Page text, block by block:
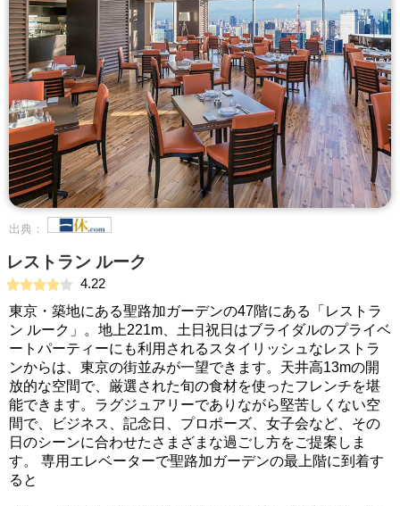
出典：
レストラン ルーク
4.22
東京・築地にある聖路加ガーデンの47階にある「レストラ
ン ルーク」。地上221m、土日祝日はブライダルのプライベ
ートパーティーにも利用されるスタイリッシュなレストラ
ンからは、東京の街並みが一望できます。天井高13mの開
放的な空間で、厳選された旬の食材を使ったフレンチを堪
能できます。ラグジュアリーでありながら堅苦しくない空
間で、ビジネス、記念日、プロポーズ、女子会など、その
日のシーンに合わせたさまざまな過ごし方をご提案しま
す。 専用エレベーターで聖路加ガーデンの最上階に到着す
ると